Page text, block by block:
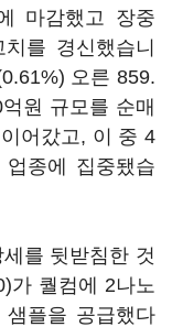
마감했고 장중
를 경신했습니
오른 859.
원 규모를 순매
어갔고, 이 중 4
종에 집중됐습
를 뒷받침한 것
가 퀄컴에 2나노
플을 공급했다